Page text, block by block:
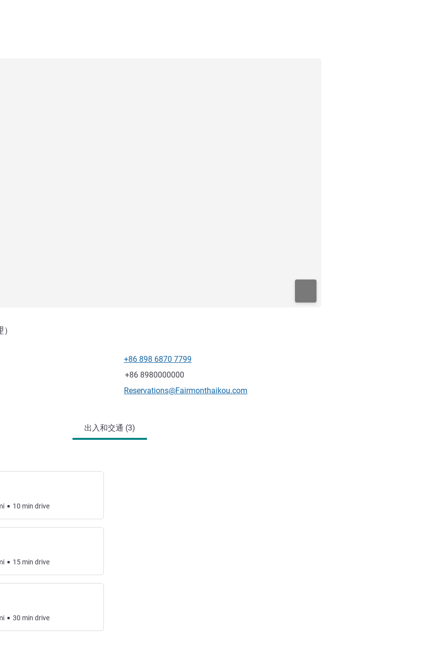
电话
+86 898 6870 7799
传真
+86 8980000000
联系电子邮件
Reservations@Fairmonthaikou.com
出入和交通 (3)
10 min drive
15 min drive
30 min drive